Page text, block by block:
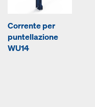
Corrente per
puntellazione
WU14